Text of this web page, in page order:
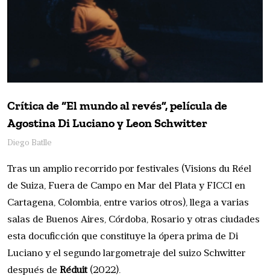
Crítica de “El mundo al revés”, película de
Agostina Di Luciano y Leon Schwitter
Diego Batlle
Tras un amplio recorrido por festivales (Visions du Réel
de Suiza, Fuera de Campo en Mar del Plata y FICCI en
Cartagena, Colombia, entre varios otros), llega a varias
salas de Buenos Aires, Córdoba, Rosario y otras ciudades
esta docuficción que constituye la ópera prima de Di
Luciano y el segundo largometraje del suizo Schwitter
después de Réduit(2022).